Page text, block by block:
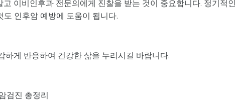
이비인후과 전문의에게 진찰을 받는 것이 중요합니다. 정기적인
인후암 예방에 도움이 됩니다.
하게 반응하여 건강한 삶을 누리시길 바랍니다.
검진 총정리